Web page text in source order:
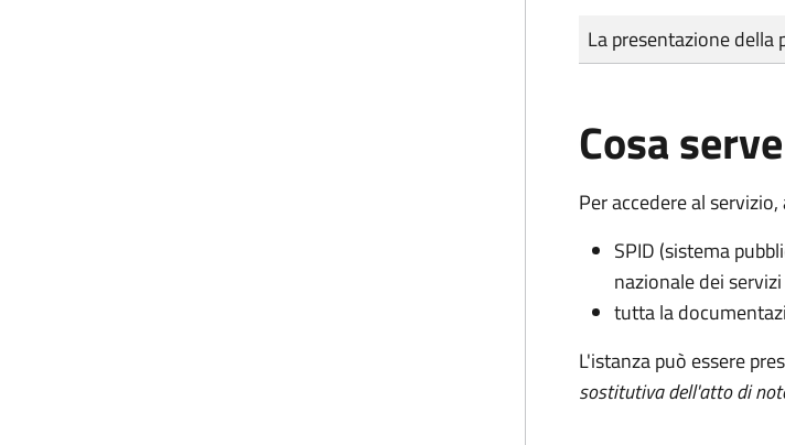
Tipo di pagamento
Importo
La presentazione della
Cosa serve
Per accedere al
SPID (sistema
nazionale dei servizi
tutta la
L'istanza può essere
sostitutiva dell'atto di